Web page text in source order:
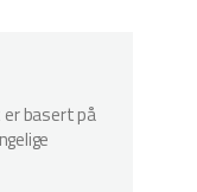
basert på